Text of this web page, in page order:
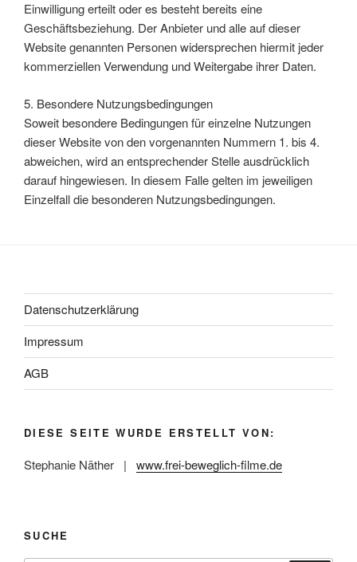
Einwilligung erteilt oder es besteht bereits eine
Geschäftsbeziehung. Der Anbieter und alle auf dieser
Website genannten Personen widersprechen hiermit jeder
kommerziellen Verwendung und Weitergabe ihrer Daten.
5. Besondere Nutzungsbedingungen
Soweit besondere Bedingungen für einzelne Nutzungen
dieser Website von den vorgenannten Nummern 1. bis 4.
abweichen, wird an entsprechender Stelle ausdrücklich
darauf hingewiesen. In diesem Falle gelten im jeweiligen
Einzelfall die besonderen Nutzungsbedingungen.
Datenschutzerklärung
Impressum
AGB
DIESE SEITE WURDE ERSTELLT VON:
Stephanie Näther | www.frei-beweglich-filme.de
SUCHE